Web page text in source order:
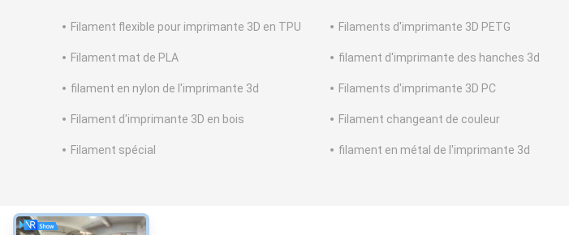
Filament flexible pour imprimante 3D en TPU Filaments d'imprimante 3D PETG
Filament mat de PLA filament d'imprimante des hanches 3d
filament en nylon de l'imprimante 3d Filaments d'imprimante 3D PC
Filament d'imprimante 3D en bois Filament changeant de couleur
Filament spécial filament en métal de l'imprimante 3d